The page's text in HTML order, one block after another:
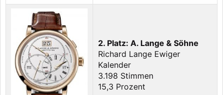
2. Platz: A. Lange & Söhne
Richard Lange Ewiger
Kalender
3.198 Stimmen
15,3 Prozent